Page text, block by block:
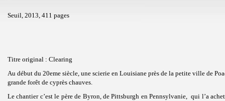
Seuil, 2013, 411 pages
Titre original : Clearing
Au début du 20eme siècle, une scierie en Louisiane près de la petite ville de
grande forêt de cyprès chauves.
Le chantier c’est le père de Byron, de Pittsburgh en Pennsylvanie, qui l’a